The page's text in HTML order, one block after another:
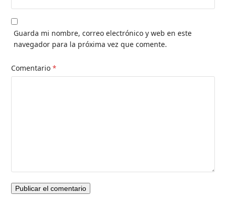
Guarda mi nombre, correo electrónico y web en este
navegador para la próxima vez que comente.
Comentario*